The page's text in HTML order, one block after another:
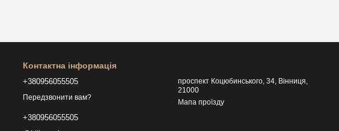
Контактна інформація
+380956055505
Передзвонити вам?
+380956055505
проспект Коцюбинського, 34, Вінниця,
21000
Мапа проїзду